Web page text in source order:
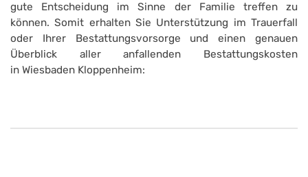
gute Entscheidung im Sinne der Familie treffen zu
können. Somit erhalten Sie Unterstützung im Trauerfall
oder Ihrer Bestattungsvorsorge und einen genauen
Überblick aller anfallenden Bestattungskosten
in Wiesbaden Kloppenheim: